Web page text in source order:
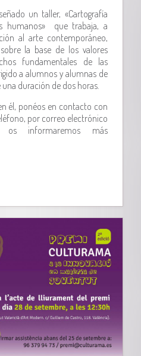
un taller, «Cartografía
humanos» que trabaja, a
al arte contemporáneo,
la base de los valores
fundamentales de las
a alumnos y alumnas de
duración de dos horas.
él, ponéos en contacto con
por correo electrónico
informaremos más